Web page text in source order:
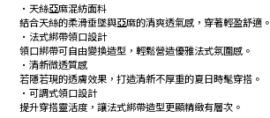
•天絲亞麻混紡面料
結合天絲的柔滑垂墜與亞麻的清爽透氣感，穿著輕盈舒適。
•法式綁帶領口設計
領口綁帶可自由變換造型，輕鬆營造優雅法式氛圍感。
•清新微透質感
若隱若現的透膚效果，打造清新不厚重的夏日時髦穿搭。
•可調式領口設計
提升穿搭靈活度，讓法式綁帶造型更顯精緻有層次。